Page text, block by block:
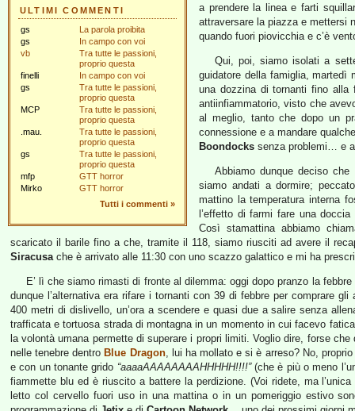
ULTIMI COMMENTI
gs
La parola proibita
gs
In campo con voi
vb
Tra tutte le passioni,
proprio questa
finelli
In campo con voi
gs
Tra tutte le passioni,
proprio questa
MCP
Tra tutte le passioni,
proprio questa
.mau.
Tra tutte le passioni,
proprio questa
gs
Tra tutte le passioni,
proprio questa
mfp
GTT horror
Mirko
GTT horror
Tutti i commenti »
a prendere la linea e farti
attraversare la piazza e mettersi
quando fuori piovicchia e c’è
Qui, poi, siamo isolati a
guidatore della famiglia, martedì
una dozzina di tornanti fino
antiinfiammatorio, visto che
al meglio, tanto che dopo un
connessione e a mandare
Boondocks senza problemi… e
Abbiamo dunque deciso
siamo andati a dormire;
mattino la temperatura interna
l’effetto di farmi fare una
Così stamattina abbiamo
scaricato il barile fino a che, tramite il 118, siamo riusciti ad avere il
Siracusache è arrivato alle 11:30 con uno scazzo galattico e mi ha
E’ lì che siamo rimasti di fronte al dilemma: oggi dopo pranzo la
dunque l’alternativa era rifare i tornanti con 39 di febbre per comprare
400 metri di dislivello, un’ora a scendere e quasi due a salire senza
trafficata e tortuosa strada di montagna in un momento in cui facevo
la volontà umana permette di superare i propri limiti. Voglio dire, forse
nelle tenebre dentro Blue Dragon, lui ha mollato e si è arreso? No,
e con un tonante grido “aaaaAAAAAAAAHHHHH!!!!”(che è più o meno
fiammette blu ed è riuscito a battere la perdizione. (Voi ridete, ma
letto col cervello fuori uso in una mattina o in un pomeriggio estivo